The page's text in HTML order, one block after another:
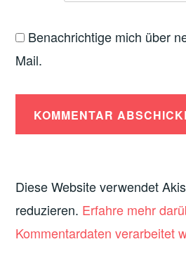
Benachrichtige mich über
Mail.
Diese Website verwendet
reduzieren. Erfahre mehr
Kommentardaten verarbeitet